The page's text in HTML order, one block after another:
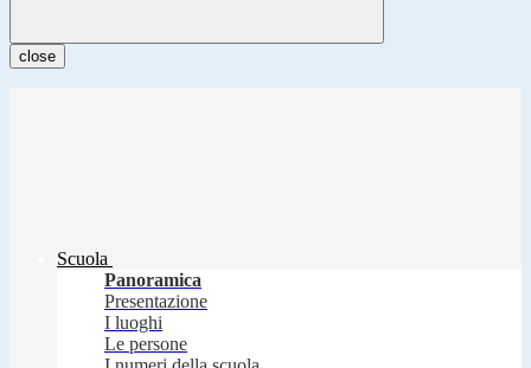
close
Scuola
Panoramica
Presentazione
I luoghi
Le persone